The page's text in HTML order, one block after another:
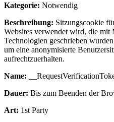
Kategorie: Notwendig
Beschreibung: Sitzungscookie
Websites verwendet wird, die mit
Technologien geschrieben
um eine anonymisierte
aufrechtzuerhalten.
Name:
Dauer: Bis zum Beenden der
Art: 1st Party